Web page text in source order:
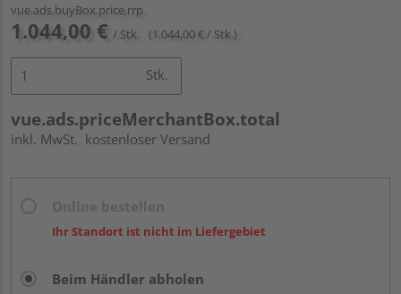
vue.ads.buyBox.price.rrp
1.044,00 € / Stk. (1.044,00 € / Stk.)
Stk.
vue.ads.priceMerchantBox.total
inkl. MwSt. kostenloser Versand
Ihr Standort ist nicht im Liefergebiet
Beim Händler abholen